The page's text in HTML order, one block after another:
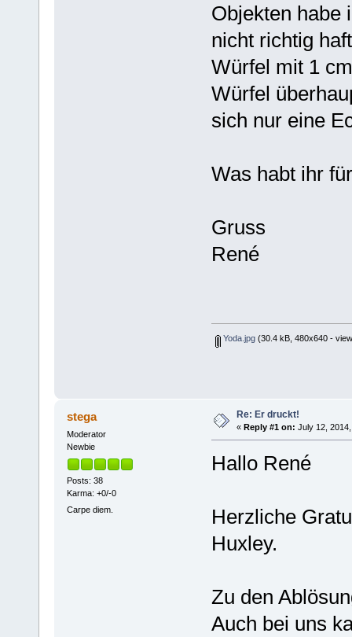
Objekten habe
nicht richtig
Würfel mit 1
Würfel
sich nur eine
Was habt ihr
Gruss
René
Yoda.jpg(30.4 kB, 480x640 -
stega
Moderator
Newbie
Posts: 38
Karma: +0/-0
Carpe diem.
Re: Er druckt!
« Reply #1 on: July 12,
Hallo René
Herzliche
Huxley.
Zu den
Auch bei uns